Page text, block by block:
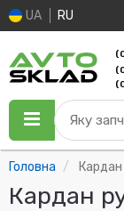
UA RU
Яку
Головна
Кардан